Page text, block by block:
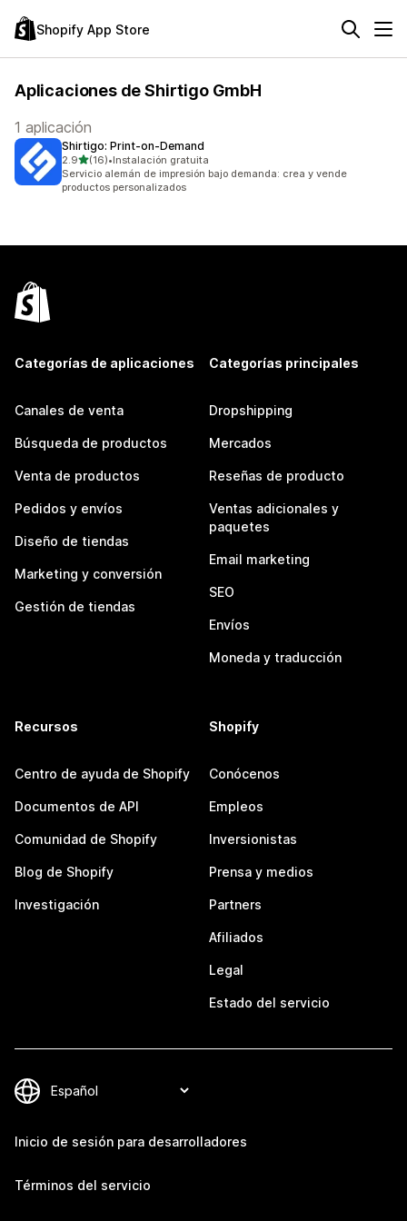
Shopify App Store
Aplicaciones de Shirtigo GmbH
1 aplicación
Shirtigo: Print‑on‑Demand
2.9de 5 estrellas
(16)
16 reseñas en total
•Instalación gratuita
Servicio alemán de impresión bajo demanda: crea y vende
productos personalizados
Categorías de aplicaciones
Canales de venta
Búsqueda de productos
Venta de productos
Pedidos y envíos
Diseño de tiendas
Marketing y conversión
Gestión de tiendas
Categorías principales
Dropshipping
Mercados
Reseñas de producto
Ventas adicionales y
paquetes
Email marketing
SEO
Envíos
Moneda y traducción
Recursos
Centro de ayuda de Shopify
Documentos de API
Comunidad de Shopify
Blog de Shopify
Investigación
Shopify
Conócenos
Empleos
Inversionistas
Prensa y medios
Partners
Afiliados
Legal
Estado del servicio
Inicio de sesión para desarrolladores
Términos del servicio